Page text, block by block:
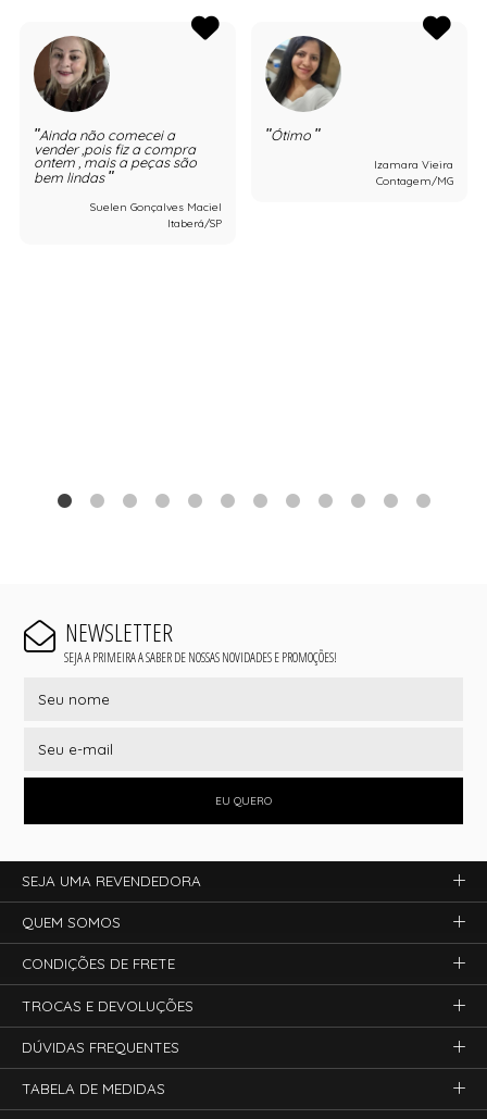
Ainda não comecei a
vender ,pois fiz a compra
ontem , mais a peças são
bem lindas
Suelen Gonçalves Maciel
Itaberá/SP
Ótimo
Izamara Vieira
Contagem/MG
NEWSLETTER
SEJA A PRIMEIRA A SABER DE NOSSAS NOVIDADES E PROMOÇÕES!
EU QUERO
SEJA UMA REVENDEDORA
QUEM SOMOS
CONDIÇÕES DE FRETE
TROCAS E DEVOLUÇÕES
DÚVIDAS FREQUENTES
TABELA DE MEDIDAS